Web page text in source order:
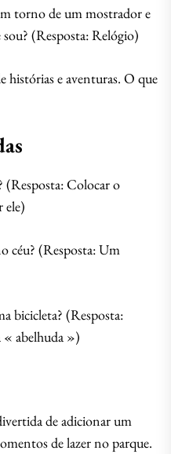
torno de um mostrador e
(Resposta: Relógio)
histórias e aventuras. O que
(Resposta: Colocar o
ele)
céu? (Resposta: Um
bicicleta? (Resposta:
« abelhuda »)
de adicionar um
de lazer no parque.